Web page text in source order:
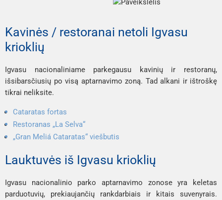
Kavinės / restoranai netoli Igvasu
krioklių
Igvasu nacionaliniame parkegausu kavinių ir restoranų,
išsibarsčiusių po visą aptarnavimo zoną. Tad alkani ir ištroškę
tikrai neliksite.
Cataratas fortas
Restoranas „La Selva“
„Gran Meliá Cataratas“ viešbutis
Lauktuvės iš Igvasu krioklių
Igvasu nacionalinio parko aptarnavimo zonose yra keletas
parduotuvių, prekiaujančių rankdarbiais ir kitais suvenyrais.